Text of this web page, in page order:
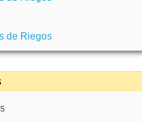
Riegos
El Pico
Riegos
de Riegos
Riegos
Riegos
de Riegos
de Riegos